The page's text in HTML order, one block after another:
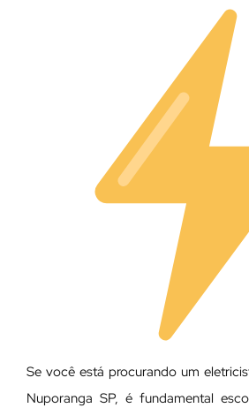
Se você está procurando um
Nuporanga SP, é fundamental